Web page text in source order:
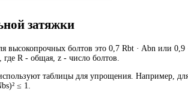
затяжки
высокопрочных болтов это 0,7 Rbt · Abn или
R - общая, z - число болтов.
таблицы для упрощения. Например,
≤ 1.